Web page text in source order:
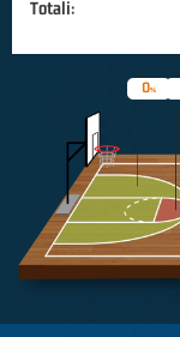
Totali:
0